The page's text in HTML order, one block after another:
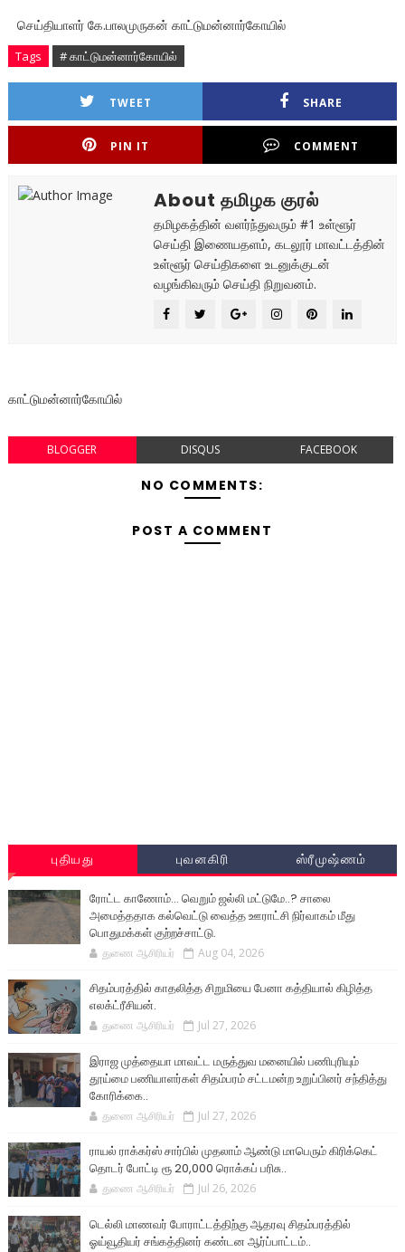
செய்தியாளர் கே.பாலமுருகன் காட்டுமன்னார்கோயில்
Tags # காட்டுமன்னார்கோயில்
TWEET SHARE
PIN IT COMMENT
About தமிழக குரல்
தமிழகத்தின் வளர்ந்துவரும் #1 உள்ளூர்
செய்தி இணையதளம், கடலூர் மாவட்டத்தின்
உள்ளூர் செய்திகளை உடனுக்குடன்
வழங்கிவரும் செய்தி நிறுவனம்.
காட்டுமன்னார்கோயில்
BLOGGER DISQUS FACEBOOK
NO COMMENTS:
POST A COMMENT
புதியது புவனகிரி ஸ்ரீமுஷ்ணம்
ரோட்ட காணோம்... வெறும் ஜல்லி மட்டுமே..? சாலை
அமைத்ததாக கல்வெட்டு வைத்த ஊராட்சி நிர்வாகம் மீது
பொதுமக்கள் குற்றச்சாட்டு.
துணை ஆசிரியர் Aug 04, 2026
சிதம்பரத்தில் காதலித்த சிறுமியை பேனா கத்தியால் கிழித்த
எலக்ட்ரீசியன்.
துணை ஆசிரியர் Jul 27, 2026
இராஜ முத்தையா மாவட்ட மருத்துவ மனையில் பணிபுரியும்
தூய்மை பணியாளர்கள் சிதம்பரம் சட்டமன்ற உறுப்பினர் சந்தித்து
கோரிக்கை..
துணை ஆசிரியர் Jul 27, 2026
ராயல் ராக்கர்ஸ் சார்பில் முதலாம் ஆண்டு மாபெரும் கிரிக்கெட்
தொடர் போட்டி ரூ 20,000 ரொக்கப் பரிசு..
துணை ஆசிரியர் Jul 26, 2026
டெல்லி மாணவர் போராட்டத்திற்கு ஆதரவு சிதம்பரத்தில்
ஓய்வூதியர் சங்கத்தினர் கண்டன ஆர்ப்பாட்டம்..